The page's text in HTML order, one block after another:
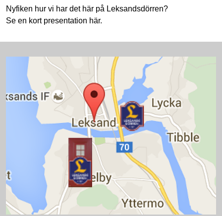
Nyfiken hur vi har det här på Leksandsdörren?
Se en kort presentation här.